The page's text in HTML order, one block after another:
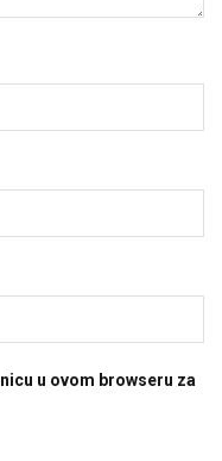
u ovom browseru za